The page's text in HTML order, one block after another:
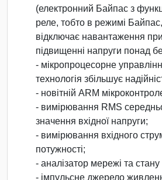
(електронний Байпас з
реле, тобто в режимі
відключає навантаження
підвищенні напруги понад
- мікропроцесорне
технологія збільшує
- новітній ARM
- вимірювання RMS
значення вхідної напруги;
- вимірювання вхідного
потужності;
- аналізатор мережі та стану
- імпульсне джерело